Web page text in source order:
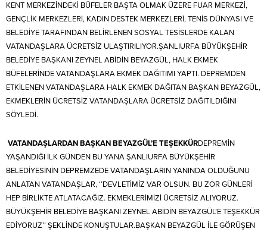
KENT MERKEZİNDEKİ BÜFELER BAŞTA OLMAK ÜZERE FUAR MERKEZİ,
GENÇLİK MERKEZLERİ, KADIN DESTEK MERKEZLERİ, TENİS DÜNYASI VE
BELEDİYE TARAFINDAN BELİRLENEN SOSYAL TESİSLERDE KALAN
VATANDAŞLARA ÜCRETSİZ ULAŞTIRILIYOR.ŞANLIURFA BÜYÜKŞEHİR
BELEDİYE BAŞKANI ZEYNEL ABİDİN BEYAZGÜL, HALK EKMEK
BÜFELERİNDE VATANDAŞLARA EKMEK DAĞITIMI YAPTI. DEPREMDEN
ETKİLENEN VATANDAŞLARA HALK EKMEK DAĞITAN BAŞKAN BEYAZGÜL,
EKMEKLERİN ÜCRETSİZ VATANDAŞLARA ÜCRETSİZ DAĞITILDIĞINI
SÖYLEDİ.
VATANDAŞLARDAN BAŞKAN BEYAZGÜL’E TEŞEKKÜRDEPREMİN
YAŞANDIĞI İLK GÜNDEN BU YANA ŞANLIURFA BÜYÜKŞEHİR
BELEDİYESİNİN DEPREMZEDE VATANDAŞLARIN YANINDA OLDUĞUNU
ANLATAN VATANDAŞLAR, ‘’DEVLETİMİZ VAR OLSUN. BU ZOR GÜNLERİ
HEP BİRLİKTE ATLATACAĞIZ. EKMEKLERİMİZİ ÜCRETSİZ ALIYORUZ.
BÜYÜKŞEHİR BELEDİYE BAŞKANI ZEYNEL ABİDİN BEYAZGÜL’E TEŞEKKÜR
EDİYORUZ’’ ŞEKLİNDE KONUŞTULAR.BAŞKAN BEYAZGÜL İLE GÖRÜŞEN